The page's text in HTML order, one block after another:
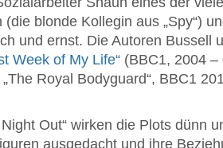
(die blonde Kollegin aus „Spy“)
und ernst. Die Autoren Bussell
Week of My Life“ (BBC1, 2004
Royal Bodyguard“, BBC1
Out“ wirken die Plots dünn
ausgedacht und ihre